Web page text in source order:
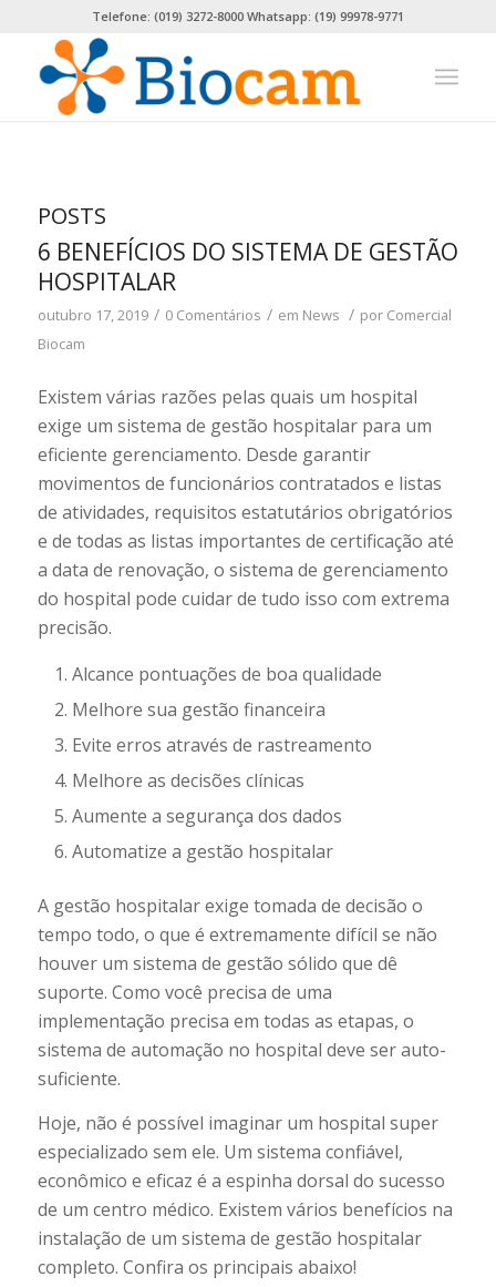
Telefone: (019) 3272-8000 Whatsapp: (19) 99978-9771
POSTS
6 BENEFÍCIOS DO SISTEMA DE GESTÃO
HOSPITALAR
outubro 17, 2019 / 0 Comentários / em News / por Comercial
Biocam
Existem várias razões pelas quais um hospital
exige um sistema de gestão hospitalar para um
eficiente gerenciamento. Desde garantir
movimentos de funcionários contratados e listas
de atividades, requisitos estatutários obrigatórios
e de todas as listas importantes de certificação até
a data de renovação, o sistema de gerenciamento
do hospital pode cuidar de tudo isso com extrema
precisão.
Alcance pontuações de boa qualidade
Melhore sua gestão financeira
Evite erros através de rastreamento
Melhore as decisões clínicas
Aumente a segurança dos dados
Automatize a gestão hospitalar
A gestão hospitalar exige tomada de decisão o
tempo todo, o que é extremamente difícil se não
houver um sistema de gestão sólido que dê
suporte. Como você precisa de uma
implementação precisa em todas as etapas, o
sistema de automação no hospital deve ser auto-
suficiente.
Hoje, não é possível imaginar um hospital super
especializado sem ele. Um sistema confiável,
econômico e eficaz é a espinha dorsal do sucesso
de um centro médico. Existem vários benefícios na
instalação de um sistema de gestão hospitalar
completo. Confira os principais abaixo!